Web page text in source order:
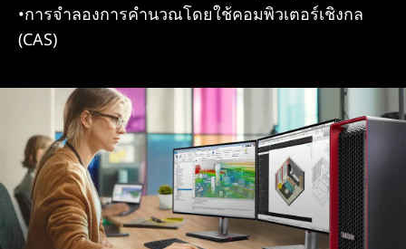
•การจำลองการคำนวณโดยใช้คอมพิวเตอร์เชิงกล
(CAS)